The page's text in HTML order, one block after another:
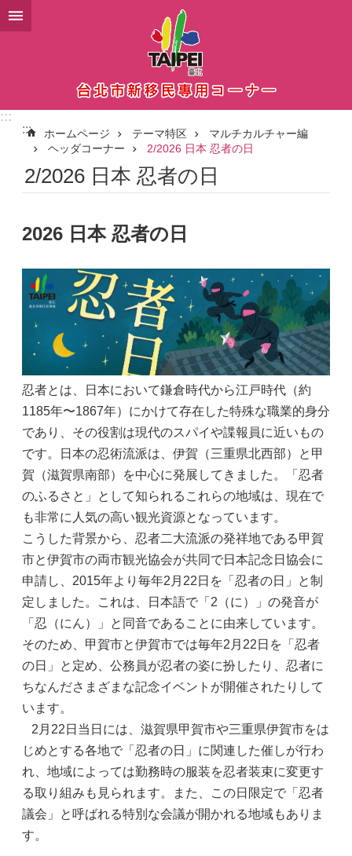
メインコンテンツブロックにスキップ
:::
:::
ホームページ テーマ特区
マルチカルチャー編
ヘッダコーナー
2/2026 日本 忍者の日
2/2026 日本 忍者の日
2026 日本 忍者の日
忍者とは、日本において鎌倉時代から江戸時代（約
1185年〜1867年）にかけて存在した特殊な職業的身分
であり、その役割は現代のスパイや諜報員に近いもの
です。日本の忍術流派は、伊賀（三重県北西部）と甲
賀（滋賀県南部）を中心に発展してきました。「忍者
のふるさと」として知られるこれらの地域は、現在で
も非常に人気の高い観光資源となっています。
こうした背景から、忍者二大流派の発祥地である甲賀
市と伊賀市の両市観光協会が共同で日本記念日協会に
申請し、2015年より毎年2月22日を「忍者の日」と制
定しました。これは、日本語で「2（に）」の発音が
「忍（にん）」と同音であることに由来しています。
そのため、甲賀市と伊賀市では毎年2月22日を「忍者
の日」と定め、公務員が忍者の姿に扮したり、忍者に
ちなんださまざまな記念イベントが開催されたりして
います。
2月22日当日には、滋賀県甲賀市や三重県伊賀市をは
じめとする各地で「忍者の日」に関連した催しが行わ
れ、地域によっては勤務時の服装を忍者装束に変更す
る取り組みも見られます。また、この日限定で「忍者
議会」と呼ばれる特別な会議が開かれる地域もありま
す。